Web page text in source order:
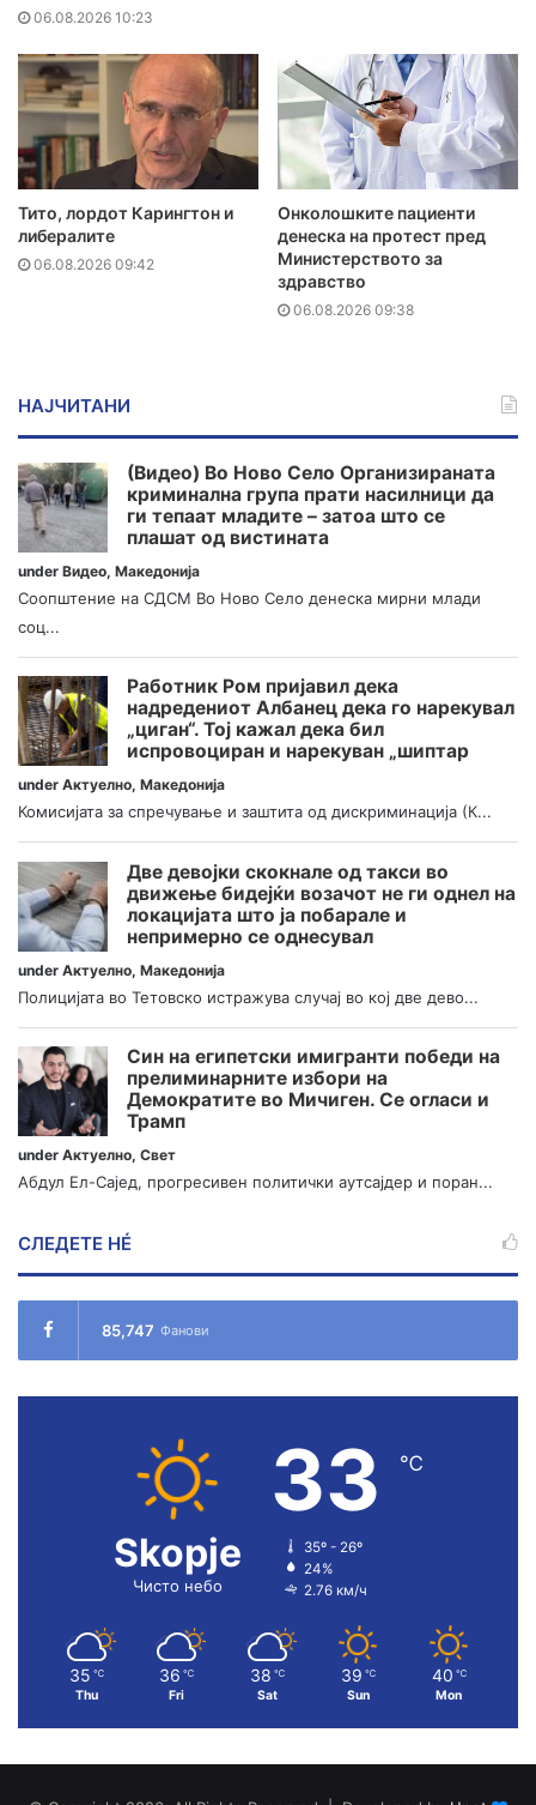
06.08.2026 10:23
Тито, лордот Карингтон и
либералите
06.08.2026 09:42
Онколошките пациенти
денеска на протест пред
Министерството за
здравство
06.08.2026 09:38
НАЈЧИТАНИ
(Видео) Во Ново Село Организираната
криминална група прати насилници да
ги тепаат младите – затоа што се
плашат од вистината
under Видео, Македонија
Соопштение на СДСМ Во Ново Село денеска мирни млади
соц...
Работник Ром пријавил дека
надредениот Албанец дека го нарекувал
„циган“. Тој кажал дека бил
испровоциран и нарекуван „шиптар
under Актуелно, Македонија
Комисијата за спречување и заштита од дискриминација (К...
Две девојки скокнале од такси во
движење бидејќи возачот не ги однел на
локацијата што ја побарале и
непримерно се однесувал
under Актуелно, Македонија
Полицијата во Тетовско истражува случај во кој две дево...
Син на египетски имигранти победи на
прелиминарните избори на
Демократите во Мичиген. Се огласи и
Трамп
under Актуелно, Свет
Абдул Ел-Сајед, прогресивен политички аутсајдер и поран...
СЛЕДЕТЕ НÉ
85,747 Фанови
Skopje
Чисто небо
33 ℃
35º - 26º
24%
2.76 км/ч
35 ℃
Thu
36 ℃
Fri
38 ℃
Sat
39 ℃
Sun
40 ℃
Mon